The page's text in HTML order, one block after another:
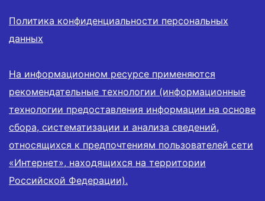
Политика конфиденциальности персональных
данных
На информационном ресурсе применяются
рекомендательные технологии (информационные
технологии предоставления информации на основе
сбора, систематизации и анализа сведений,
относящихся к предпочтениям пользователей сети
«Интернет», находящихся на территории
Российской Федерации).